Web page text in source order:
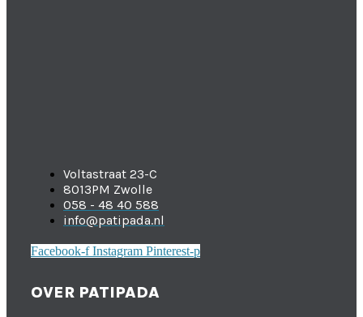
Voltastraat 23-C
8013PM Zwolle
058 - 48 40 588
info@patipada.nl
Facebook-f Instagram Pinterest-p
OVER PATIPADA